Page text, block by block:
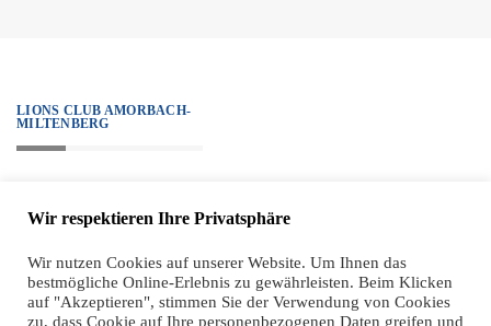
LIONS CLUB AMORBACH-
MILTENBERG
sind diesem Ziel verpflichtet. Zugleich haben wir einen hohen ethischen
Anspruch an unsere Mitglieder, der sich sehr klar in unseren Grundsätzen
widerspiegelt.
Wir respektieren Ihre Privatsphäre
Wir nutzen Cookies auf unserer Website. Um Ihnen das
bestmögliche Online-Erlebnis zu gewährleisten. Beim Klicken
auf "Akzeptieren", stimmen Sie der Verwendung von Cookies
zu, dass Cookie auf Ihre personenbezogenen Daten greifen und